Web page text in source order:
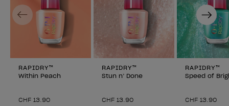
RAPIDRY™
Within Peach
CHF 13.90
RAPIDRY™
Stun n’ Done
CHF 13.90
RAPIDRY™
Speed of
CHF 13.90
Previous Next